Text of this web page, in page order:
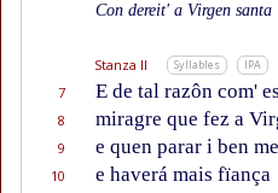
Con dereit' a Virgen santa
Stanza II Syllables IPA
7 E de tal razôn com'
8 miragre que fez a
9 e quen parar i ben
10 e haverá mais fïança